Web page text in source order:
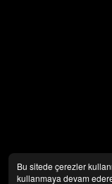
Bu sitede çerezler
kullanmaya devam